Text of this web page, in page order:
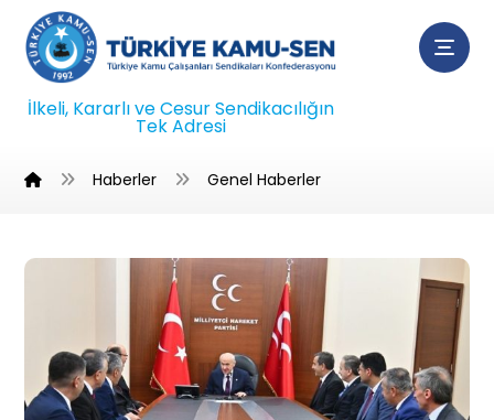
İlkeli, Kararlı ve Cesur Sendikacılığın
Tek Adresi
Haberler Genel Haberler